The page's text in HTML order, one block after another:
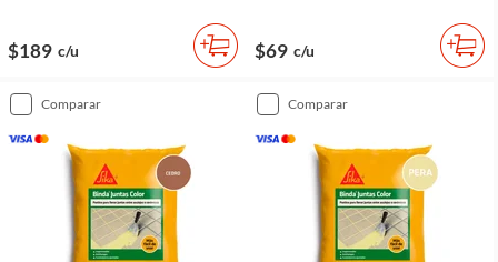
$189 c/u $69 c/u
comparar comparar